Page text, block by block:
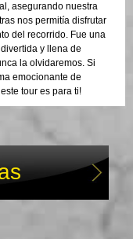
asegurando nuestra
nos permitía disfrutar
del recorrido. Fue una
y llena de
la olvidaremos. Si
emocionante de
tour es para ti!